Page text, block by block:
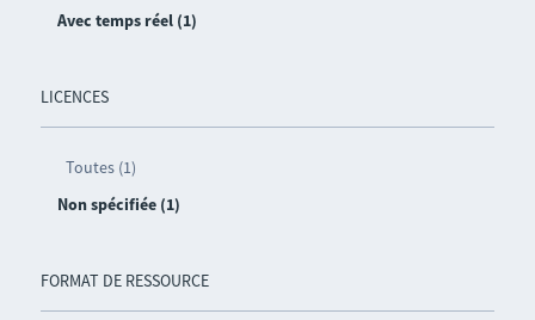
Avec temps réel (1)
LICENCES
Toutes (1)
Non spécifiée (1)
FORMAT DE RESSOURCE